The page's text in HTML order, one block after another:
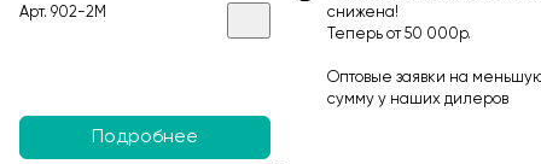
Арт. 902-2M
Подробнее
снижена!
Теперь от 50 000р.
Оптовые заявки на
сумму у наших дилеров